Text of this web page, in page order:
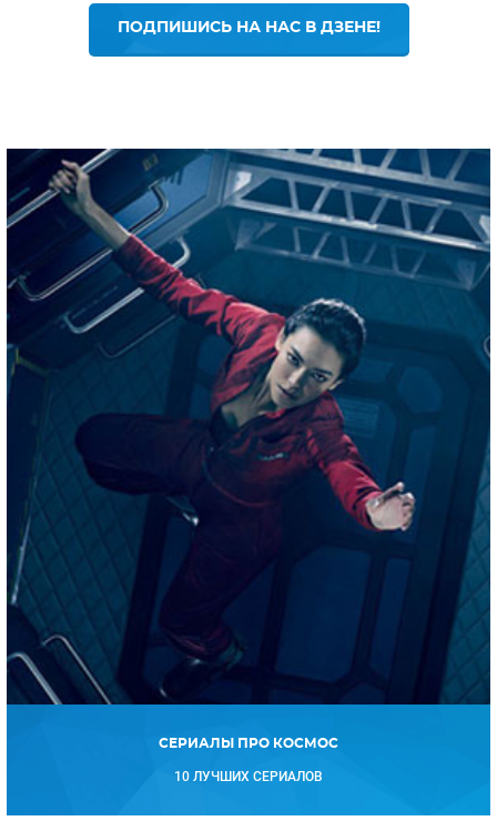
ПОДПИШИСЬ НА НАС В ДЗЕНЕ!
СЕРИАЛЫ ПРО КОСМОС
10 ЛУЧШИХ СЕРИАЛОВ